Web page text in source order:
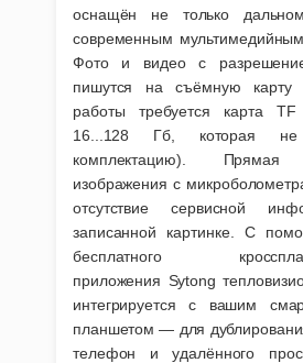
оснащён не только
современным
Фото и видео с
пишутся на съёмную карту
работы требуется карта
16...128 Гб, которая
комплектацию). Прямая
изображения с
отсутствие сервисной
записанной картинке. С
бесплатного
приложения Sytong
интегрируется с вашим
планшетом — для
телефон и удалённого